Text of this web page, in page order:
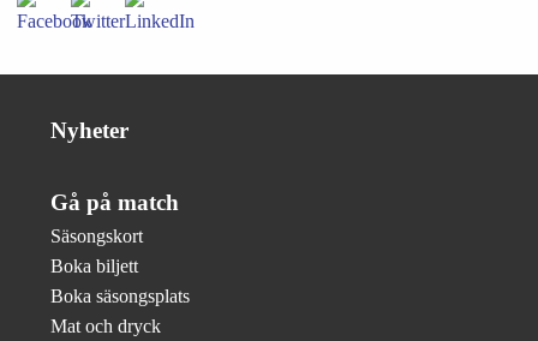
Nyheter
Gå på match
Säsongskort
Boka biljett
Boka säsongsplats
Mat och dryck